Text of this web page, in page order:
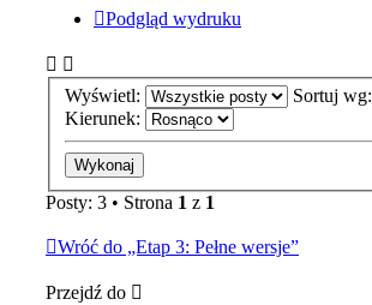
Podgląd wydruku
Wyświetl:
Sortuj wg:
Kierunek:
Posty: 3 • Strona 1 z 1
Wróć do „Etap 3: Pełne wersje”
Przejdź do